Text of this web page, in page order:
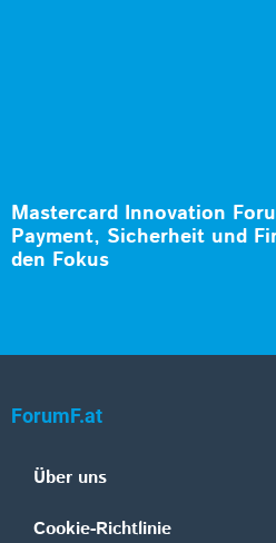
Mastercard Innovation
Payment, Sicherheit und
den Fokus
ForumF.at
Über uns
Cookie-Richtlinie